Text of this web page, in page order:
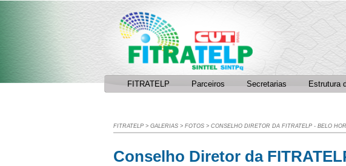
FITRATELP Parceiros Secretarias Estrutura
FITRATELP > GALERIAS > FOTOS > CONSELHO DIRETOR DA FITRATELP - BELO
Conselho Diretor da